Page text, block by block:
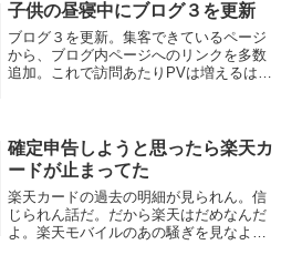
子供の昼寝中にブログ３を更新
ブログ３を更新。集客できているページ
から、ブログ内ページへのリンクを多数
追加。これで訪問あたりPVは増えるは
2000円稼ぐサ...
確定申告しようと思ったら楽天カ
ードが止まってた
楽天カードの過去の明細が見られん。信
じられん話だ。だから楽天はだめなんだ
よ。楽天モバイルのあの騒ぎを見なよ。